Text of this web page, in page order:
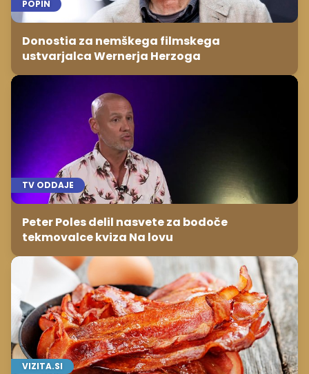
POPIN
Donostia za nemškega filmskega
ustvarjalca Wernerja Herzoga
TV ODDAJE
Peter Poles delil nasvete za bodoče
tekmovalce kviza Na lovu
VIZITA.SI